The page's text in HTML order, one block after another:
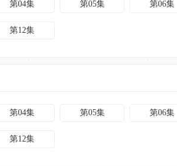
第04集 第05集 第06集
第12集
第04集 第05集 第06集
第12集